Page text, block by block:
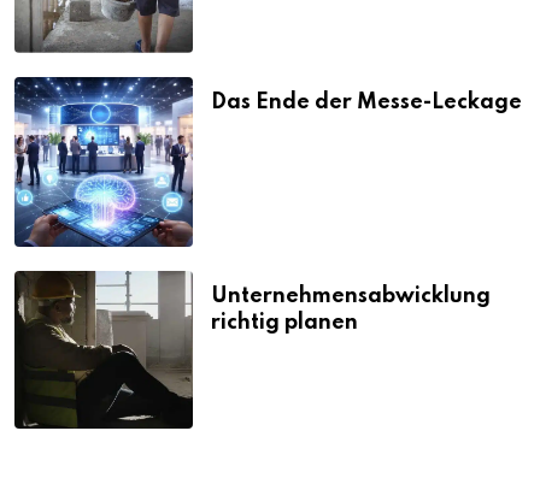
Das Ende der Messe-Leckage
Unternehmensabwicklung
richtig planen